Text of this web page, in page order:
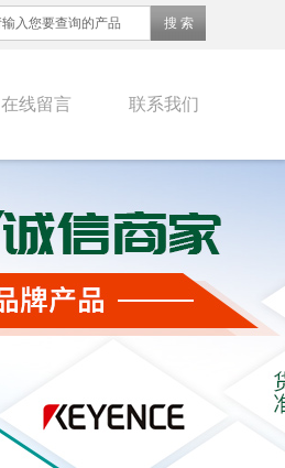
在线留言 联系我们